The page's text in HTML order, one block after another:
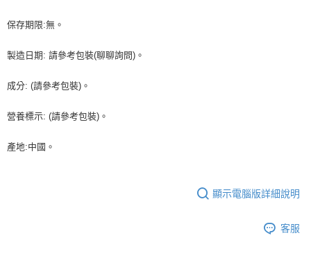
保存期限:無。
製造日期: 請參考包裝(聊聊詢問)。
成分: (請參考包裝)。
營養標示: (請參考包裝)。
產地:中國。
顯示電腦版詳細說明
客服